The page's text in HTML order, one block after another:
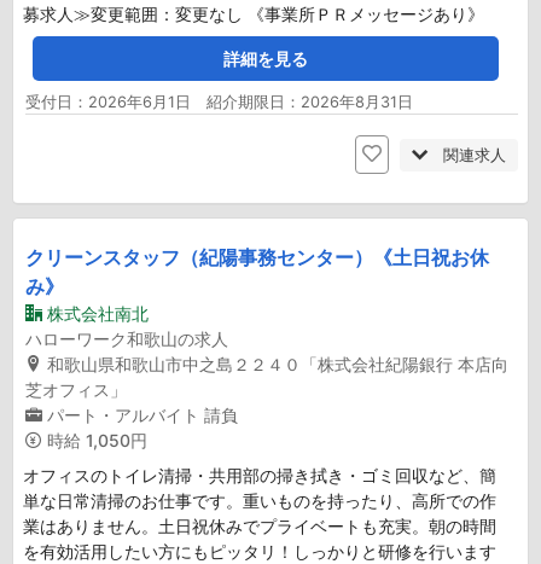
募求人≫変更範囲：変更なし 《事業所ＰＲメッセージあり》
詳細を見る
受付日：2026年6月1日 紹介期限日：2026年8月31日
関連求人
クリーンスタッフ（紀陽事務センター）《土日祝お休
み》
株式会社南北
ハローワーク和歌山の求人
和歌山県和歌山市中之島２２４０「株式会社紀陽銀行 本店向
芝オフィス」
パート・アルバイト 請負
時給 1,050円
オフィスのトイレ清掃・共用部の掃き拭き・ゴミ回収など、簡
単な日常清掃のお仕事です。重いものを持ったり、高所での作
業はありません。土日祝休みでプライベートも充実。朝の時間
を有効活用したい方にもピッタリ！しっかりと研修を行います